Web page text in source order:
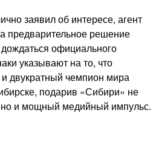
заявил об интересе, агент
предварительное решение
официального
указывают на то, что
двукратный чемпион мира
подарив «Сибири» не
но и мощный медийный импульс.